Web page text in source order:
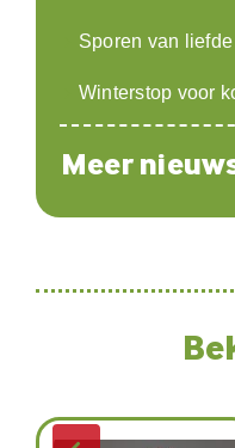
Sporen van
Winterstop voor
Meer